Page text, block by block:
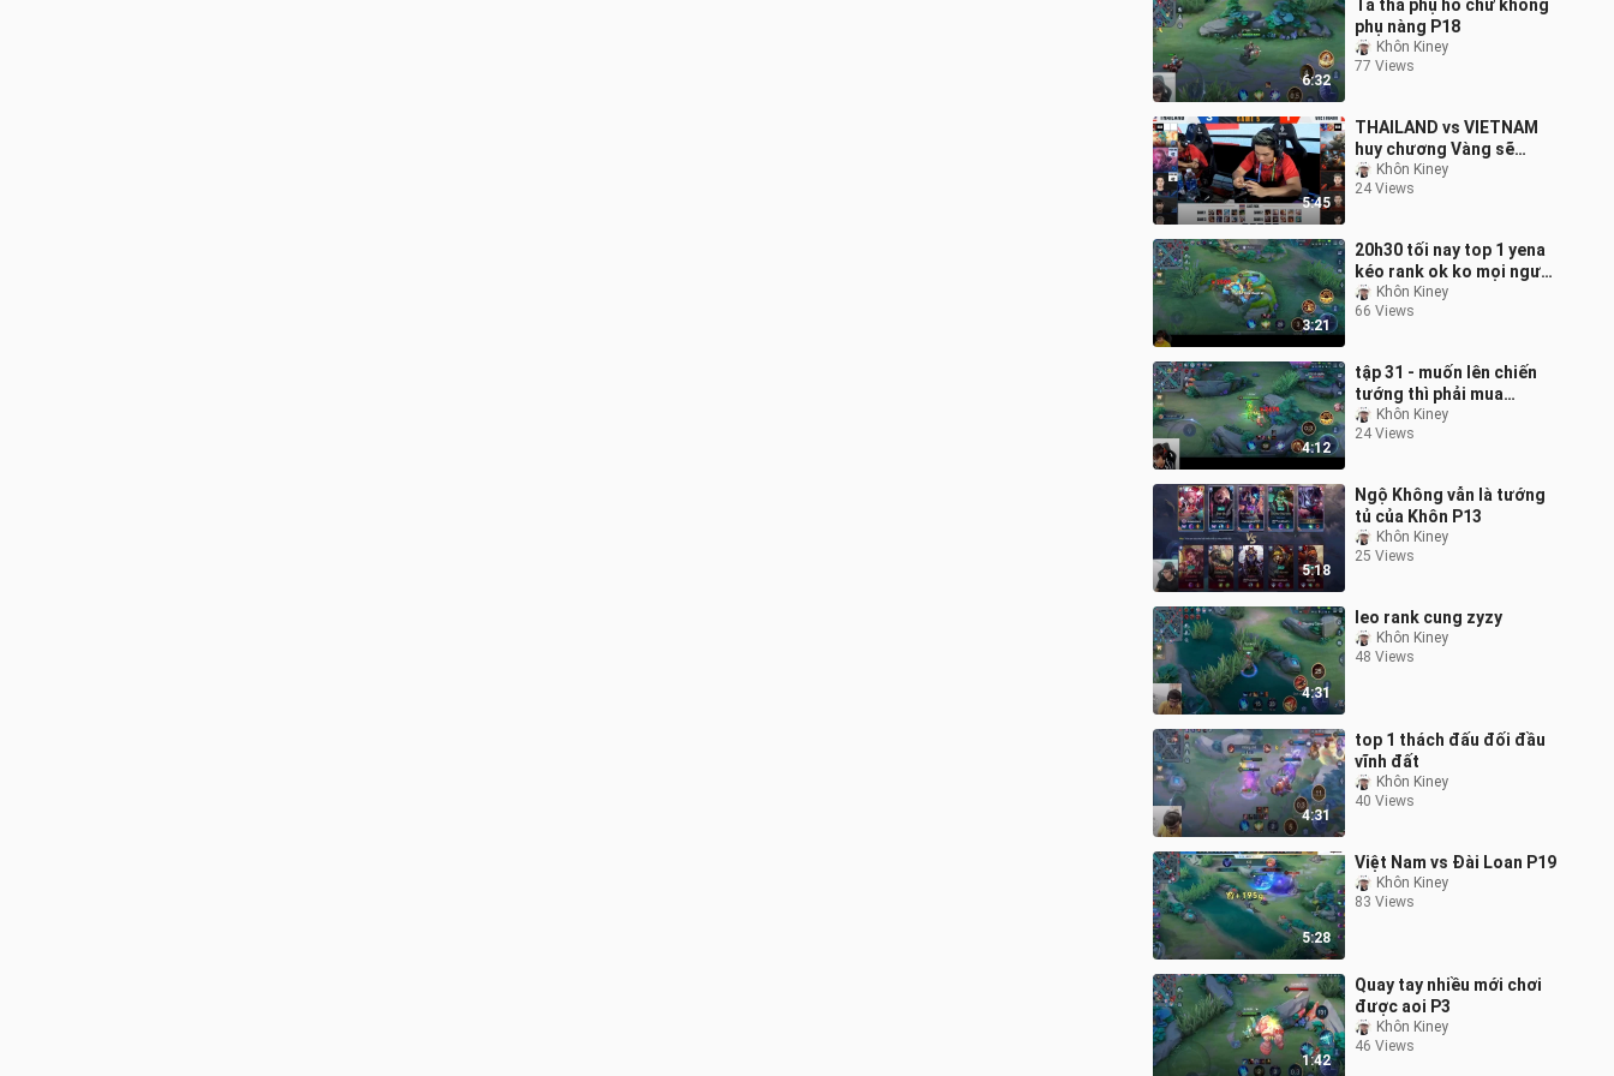
6:32
Ta thà phụ hồ chứ không
phụ nàng P18
Khôn Kiney
77 Views
5:45
THAILAND vs VIETNAM
huy chương Vàng sẽ
thuộc về ai P20
Khôn Kiney
24 Views
3:21
20h30 tối nay top 1 yena
kéo rank ok ko mọi người
ơi Khôn Kiney
66 Views
4:12
tập 31 - muốn lên chiến
tướng thì phải mua
những tướng này
Khôn Kiney
24 Views
5:18
Ngộ Không vẫn là tướng
tủ của Khôn P13
Khôn Kiney
25 Views
4:31
leo rank cung zyzy
Khôn Kiney
48 Views
4:31
top 1 thách đấu đối đầu
vĩnh đất
Khôn Kiney
40 Views
5:28
Việt Nam vs Đài Loan P19
Khôn Kiney
83 Views
1:42
Quay tay nhiều mới chơi
được aoi P3
Khôn Kiney
46 Views